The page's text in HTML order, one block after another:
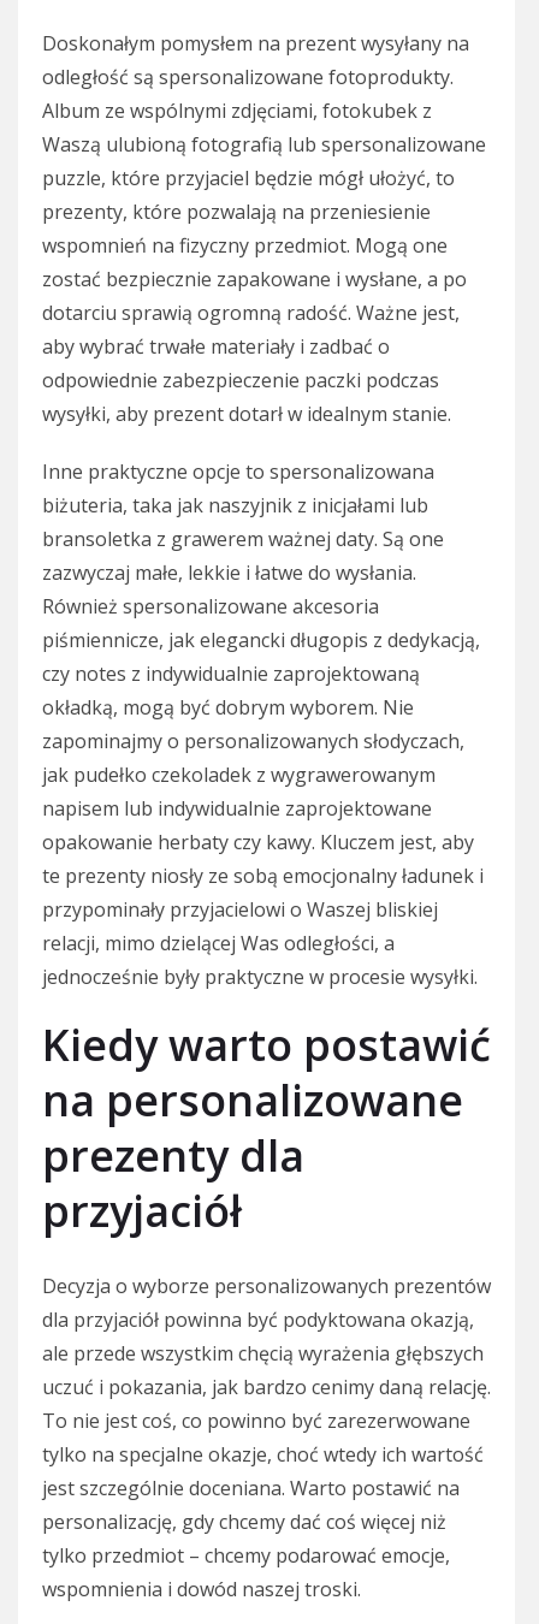
Doskonałym pomysłem na prezent wysyłany na
odległość są spersonalizowane fotoprodukty.
Album ze wspólnymi zdjęciami, fotokubek z
Waszą ulubioną fotografią lub spersonalizowane
puzzle, które przyjaciel będzie mógł ułożyć, to
prezenty, które pozwalają na przeniesienie
wspomnień na fizyczny przedmiot. Mogą one
zostać bezpiecznie zapakowane i wysłane, a po
dotarciu sprawią ogromną radość. Ważne jest,
aby wybrać trwałe materiały i zadbać o
odpowiednie zabezpieczenie paczki podczas
wysyłki, aby prezent dotarł w idealnym stanie.
Inne praktyczne opcje to spersonalizowana
biżuteria, taka jak naszyjnik z inicjałami lub
bransoletka z grawerem ważnej daty. Są one
zazwyczaj małe, lekkie i łatwe do wysłania.
Również spersonalizowane akcesoria
piśmiennicze, jak elegancki długopis z dedykacją,
czy notes z indywidualnie zaprojektowaną
okładką, mogą być dobrym wyborem. Nie
zapominajmy o personalizowanych słodyczach,
jak pudełko czekoladek z wygrawerowanym
napisem lub indywidualnie zaprojektowane
opakowanie herbaty czy kawy. Kluczem jest, aby
te prezenty niosły ze sobą emocjonalny ładunek i
przypominały przyjacielowi o Waszej bliskiej
relacji, mimo dzielącej Was odległości, a
jednocześnie były praktyczne w procesie wysyłki.
Kiedy warto postawić
na personalizowane
prezenty dla
przyjaciół
Decyzja o wyborze personalizowanych prezentów
dla przyjaciół powinna być podyktowana okazją,
ale przede wszystkim chęcią wyrażenia głębszych
uczuć i pokazania, jak bardzo cenimy daną relację.
To nie jest coś, co powinno być zarezerwowane
tylko na specjalne okazje, choć wtedy ich wartość
jest szczególnie doceniana. Warto postawić na
personalizację, gdy chcemy dać coś więcej niż
tylko przedmiot – chcemy podarować emocje,
wspomnienia i dowód naszej troski.